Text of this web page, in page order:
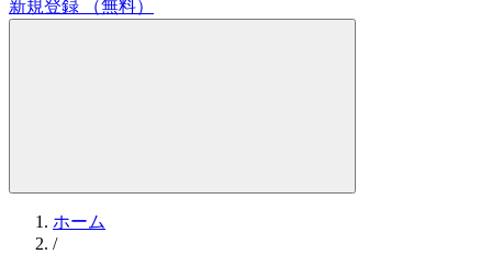
新規登録 （無料）
ホーム
/